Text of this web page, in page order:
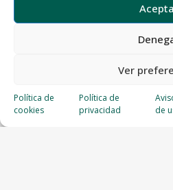
Ver
Política de
cookies
Política de
privacidad
de